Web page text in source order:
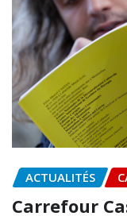
ACTUALITÉS
Carrefour